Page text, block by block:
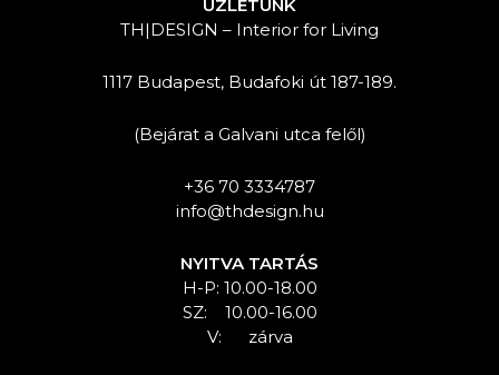
ÜZLETÜNK
TH|DESIGN – Interior for Living
1117 Budapest, Budafoki út 187-189.
(Bejárat a Galvani utca felől)
+36 70 3334787
info@thdesign.hu
NYITVA TARTÁS
H-P: 10.00-18.00
SZ: 10.00-16.00
V: zárva